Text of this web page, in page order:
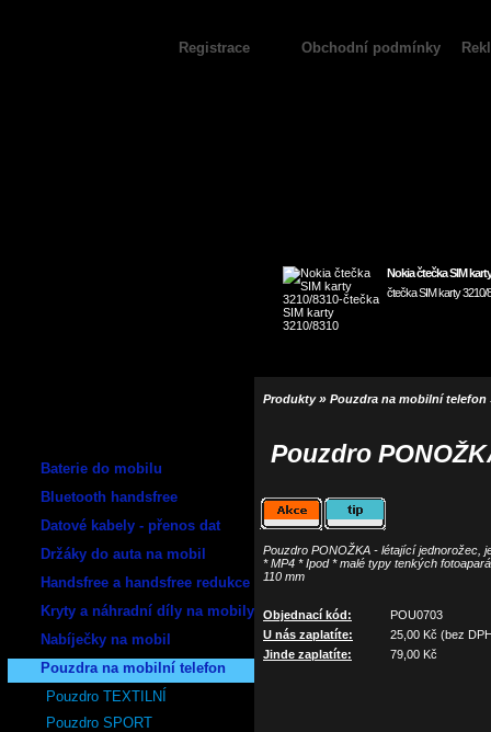
Baterie do mobilu
Bluetooth handsfree
Datové kabely - přenos dat
Držáky do auta na mobil
Handsfree a handsfree redukce
Kryty a náhradní díly na mobily
Nabíječky na mobil
Pouzdra na mobilní telefon
Pouzdro TEXTILNÍ
Pouzdro SPORT
Produkty» Pouzdra na mobilní telefon
Pouzdro
Pouzdro PONOŽKA - létající jednorožec,
* MP4 * Ipod * malé typy tenkých
110 mm
Objednací kód:
POU0703
U nás zaplatíte:
25,00 Kč (bez
Jinde zaplatíte:
79,00 Kč
Obchodní podmínky
Registrace
Nokia čtečka SIM
čtečka SIM karty 3210/